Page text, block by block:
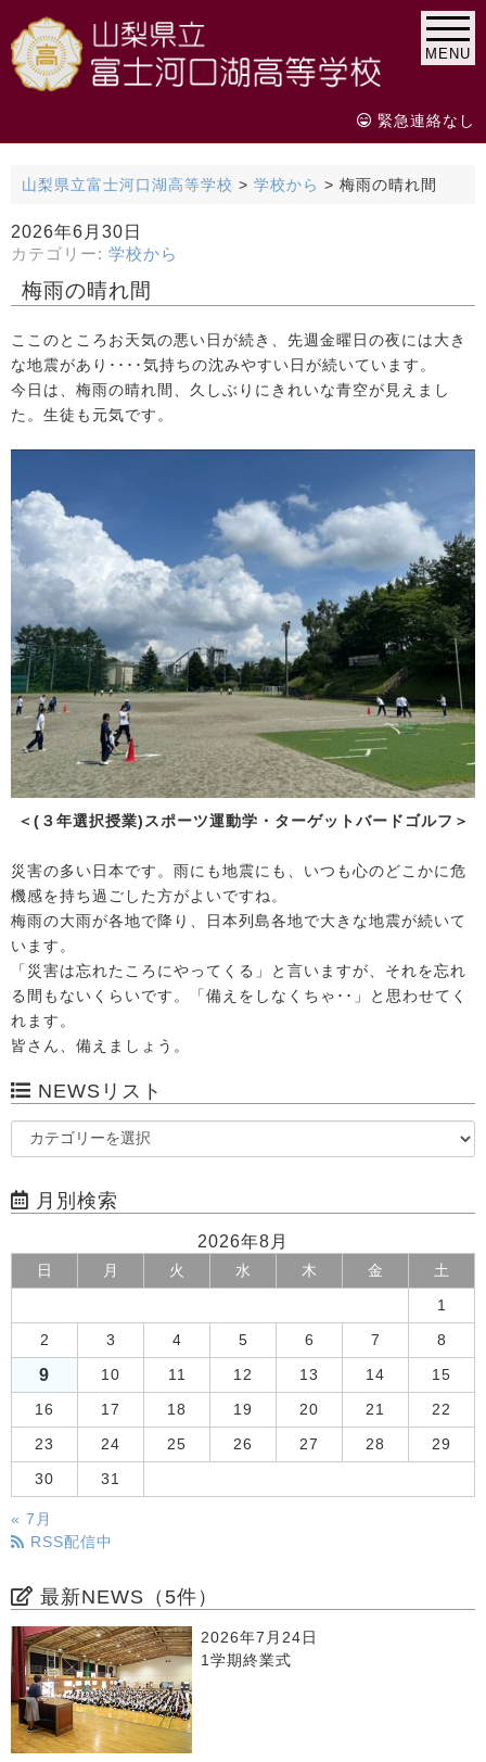
MENU
緊急連絡なし
山梨県立富士河口湖高等学校 > 学校から > 梅雨の晴れ間
2026年6月30日
カテゴリー: 学校から
梅雨の晴れ間
ここのところお天気の悪い日が続き、先週金曜日の夜には大き
な地震があり････気持ちの沈みやすい日が続いています。
今日は、梅雨の晴れ間、久しぶりにきれいな青空が見えまし
た。生徒も元気です。
＜(３年選択授業)スポーツ運動学・ターゲットバードゴルフ＞
災害の多い日本です。雨にも地震にも、いつも心のどこかに危
機感を持ち過ごした方がよいですね。
梅雨の大雨が各地で降り、日本列島各地で大きな地震が続いて
います。
「災害は忘れたころにやってくる」と言いますが、それを忘れ
る間もないくらいです。「備えをしなくちゃ･･」と思わせてく
れます。
皆さん、備えましょう。
NEWSリスト
月別検索
2026年8月
日 月 火 水 木 金 土
1
2 3 4 5 6 7 8
9 10 11 12 13 14 15
16 17 18 19 20 21 22
23 24 25 26 27 28 29
30 31
« 7月
RSS配信中
最新NEWS（5件）
2026年7月24日
1学期終業式